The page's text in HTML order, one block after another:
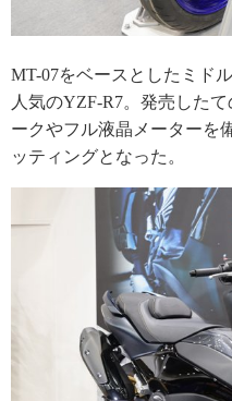
MT-07をベースとしたミド
人気のYZF-R7。発売した
ークやフル液晶メーターを
ッティングとなった。